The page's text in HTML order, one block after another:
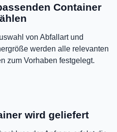
Container
von Abfallart und
werden alle relevanten
zum Vorhaben festgelegt.
wird geliefert